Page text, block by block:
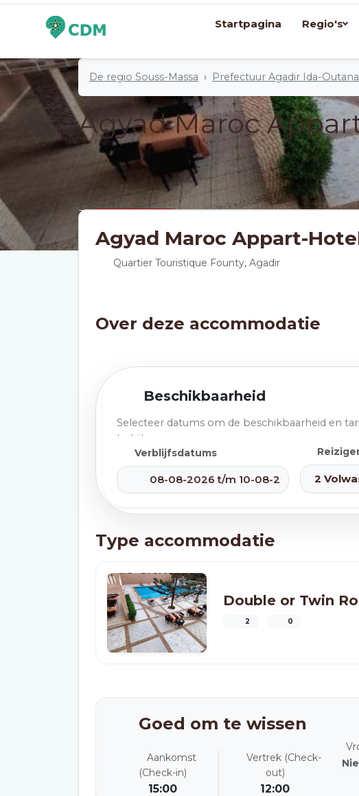
Startpagina Regio's
De regio Souss-Massa Prefectuur Agadir Ida-
Agyad Maroc
Agyad Maroc Appart-
Quartier Touristique Founty, Agadir
Over deze accommodatie
Beschikbaarheid
Selecteer datums om de beschikbaarheid en
bekijken.
Verblijfsdatums
Type accommodatie
Double or Twin
2 0
Goed om te wissen
Aankomst
(Check-in)
15:00
Vertrek (Check-
out)
12:00
08-08-2026 t/m 10-08-2026